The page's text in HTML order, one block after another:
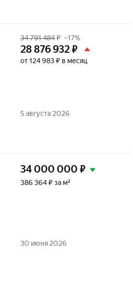
34 791 484₽ –17%
28 876 932₽
от 124 983 ₽ в месяц
5 августа 2026
34 000 000 ₽
386 364 ₽ за м²
30 июня 2026